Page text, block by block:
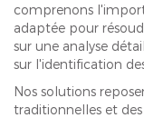
comprenons
adaptée pour
sur une analyse
sur l'identification
Nos solutions
traditionnelles et